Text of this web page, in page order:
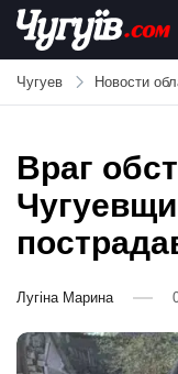
Skip
content
Chuguiv
Чугуев Новости
Враг
Лугіна Марина